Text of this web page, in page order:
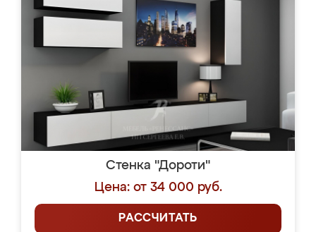
Стенка "Дороти"
Цена: от 34 000 руб.
РАССЧИТАТЬ